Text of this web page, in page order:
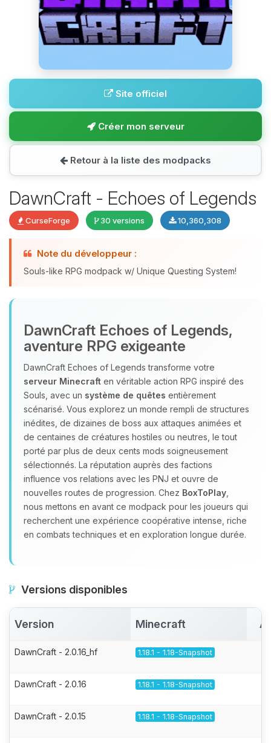
Site officiel
Créer mon serveur
Retour à la liste des modpacks
DawnCraft - Echoes of Legends
CurseForge 30 versions 10,360,308
Note du développeur :
Souls-like RPG modpack w/ Unique Questing System!
DawnCraft Echoes of Legends,
aventure RPG exigeante
DawnCraft Echoes of Legends transforme votre
serveur Minecraft en véritable action RPG inspiré des
Souls, avec un système de quêtes entièrement
scénarisé. Vous explorez un monde rempli de structures
inédites, de dizaines de boss aux attaques animées et
de centaines de créatures hostiles ou neutres, le tout
porté par plus de deux cents mods soigneusement
sélectionnés. La réputation auprès des factions
influence vos relations avec les PNJ et ouvre de
nouvelles routes de progression. Chez BoxToPlay
nous mettons en avant ce modpack pour les joueurs qui
recherchent une expérience coopérative intense, riche
en combats techniques et en exploration longue durée.
Versions disponibles
Version Minecraft
DawnCraft - 2.0.16_hf 1.18.1 - 1.18-Snapshot
DawnCraft - 2.0.16 1.18.1 - 1.18-Snapshot
DawnCraft - 2.0.15 1.18.1 - 1.18-Snapshot
Youpi, enfin quelqu’un pour me
parler ! Moi c’est Choupy, ton petit
assistant BoxToPlay. Dis-moi ce dont
tu as besoin et je vais remuer mes
petits circuits pour t’aider.
09/08/2026 à 06:41